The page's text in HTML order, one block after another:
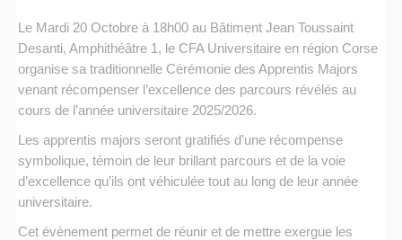
Le Mardi 20 Octobre à 18h00 au Bâtiment Jean Toussaint
Desanti, Amphithéâtre 1, le CFA Universitaire en région Corse
organise sa traditionnelle Cérémonie des Apprentis Majors
venant récompenser l’excellence des parcours révélés au
cours de l’année universitaire 2025/2026.
Les apprentis majors seront gratifiés d’une récompense
symbolique, témoin de leur brillant parcours et de la voie
d’excellence qu’ils ont véhiculée tout au long de leur année
universitaire.
Cet évènement permet de réunir et de mettre exergue les